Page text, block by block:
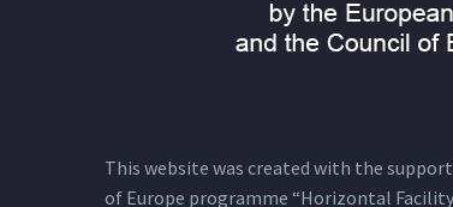
This website was created with the
of Europe programme “Horizontal